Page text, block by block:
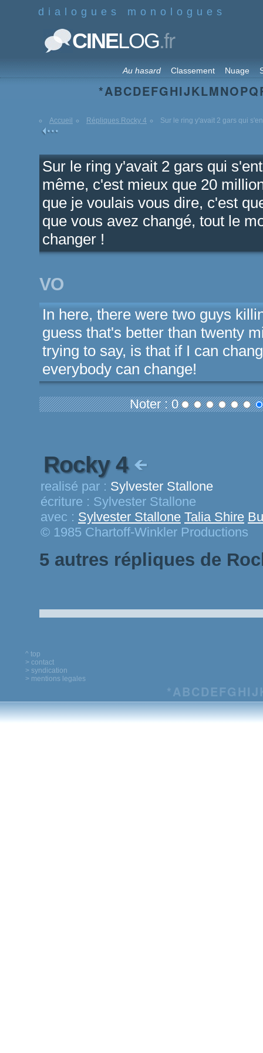
dialogues monologues
CINELOG.fr
Au hasard Classement Nuage
*ABCDEFGHIJKLMNOPQ
Accueil Répliques Rocky 4 Sur le ring y'avait 2 gars qui
Sur le ring y'avait 2 gars qui
même, c'est mieux que 20
que je voulais vous dire, c'est
que vous avez changé, tout le
changer !
VO
In here, there were two guys
guess that's better than twenty
trying to say, is that if I can
everybody can change!
Noter : 0
Rocky 4
realisé par : Sylvester Stallone
écriture : Sylvester Stallone
avec : Sylvester Stallone Talia Shire
© 1985 Chartoff-Winkler Productions
5 autres répliques de
^ top
> contact
> syndication
> mentions legales
*ABCDEFG HIJ